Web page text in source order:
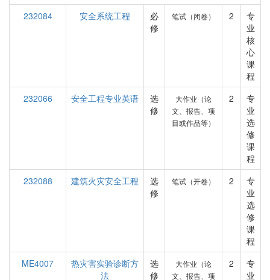
232084 安全系统工程
必
修
笔试（闭卷） 2
专
业
核
心
课
程
232066
安全工程专业英语
选
修
大作业（论
文、报告、项
目或作品等）
2
专
业
选
修
课
程
232088
建筑火灾安全工程
选
修
笔试（开卷） 2
专
业
选
修
课
程
ME4007
热灾害实验诊断方
法
选
修
大作业（论
文、报告、项
2
专
业